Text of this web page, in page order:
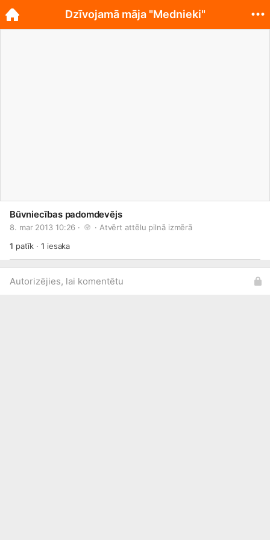
Būvniecības padomdevējs
8. mar 2013 10:26 · · Atvērt attēlu pilnā izmērā
1 patīk ·1 iesaka
Autorizējies, lai komentētu
Dzīvojamā māja "Mednieki"